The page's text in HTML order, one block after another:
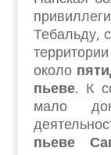
Тебальду,
около
пьеве. К
мало
пьеве